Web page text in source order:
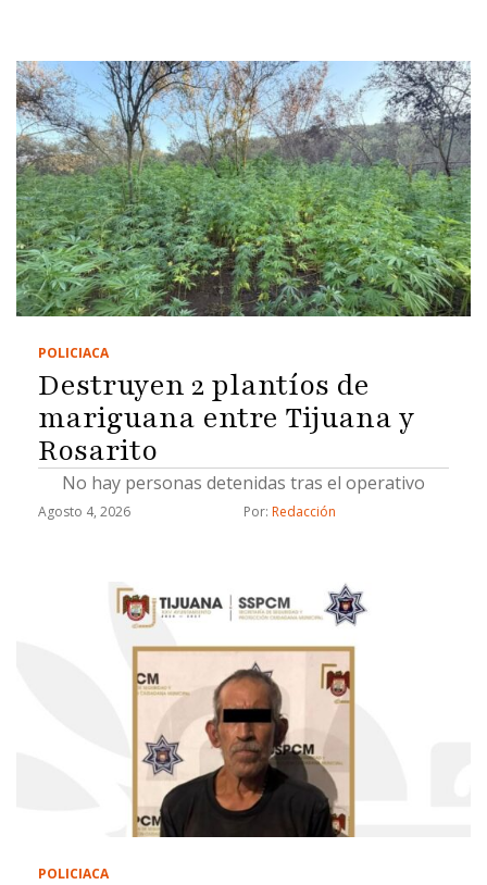
POLICIACA
Destruyen 2 plantíos de
mariguana entre Tijuana y
Rosarito
No hay personas detenidas tras el operativo
Agosto 4, 2026 Por: Redacción
POLICIACA